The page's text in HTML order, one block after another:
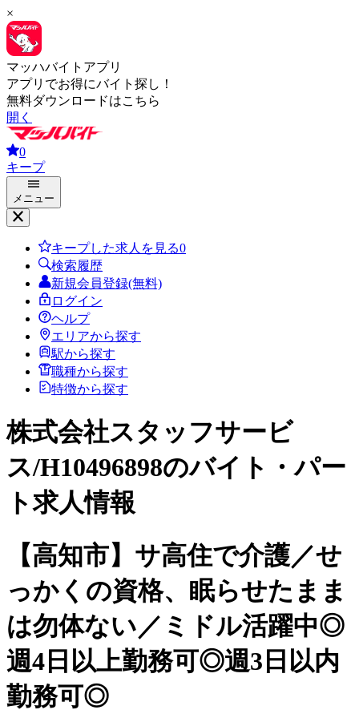
×
マッハバイトアプリ
アプリでお得にバイト探し！
無料ダウンロードはこちら
開く
0
キープ
メニュー
キープした求人を見る0
検索履歴
新規会員登録(無料)
ログイン
ヘルプ
エリアから探す
駅から探す
職種から探す
特徴から探す
株式会社スタッフサービ
ス/H10496898のバイト・パー
ト求人情報
【高知市】サ高住で介護／せ
っかくの資格、眠らせたまま
は勿体ない／ミドル活躍中◎
週4日以上勤務可◎週3日以内
勤務可◎